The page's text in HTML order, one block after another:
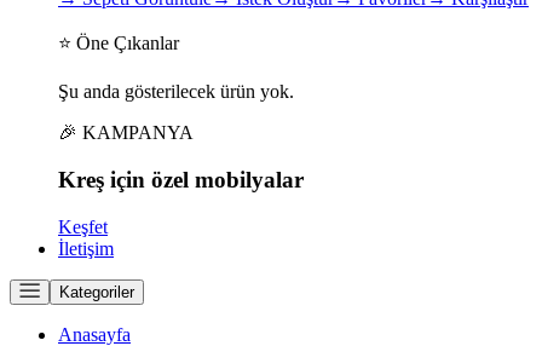
⭐ Öne Çıkanlar
Şu anda gösterilecek ürün yok.
🎉 KAMPANYA
Kreş için özel mobilyalar
Keşfet
İletişim
Kategoriler
Anasayfa